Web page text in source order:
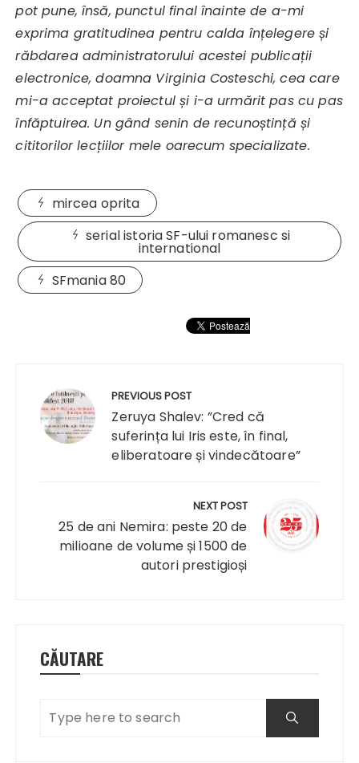
pot pune, însă, punctul final înainte de a-mi
exprima gratitudinea pentru calda înțelegere și
răbdarea administratorului acestei publicații
electronice, doamna Virginia Costeschi, cea care
mi-a acceptat proiectul și i-a urmărit pas cu pas
înfăptuirea. Un gând senin de recunoștință și
cititorilor lecțiilor mele oarecum specializate.
mircea oprita
serial istoria SF-ului romanesc si
international
SFmania 80
articole
PREVIOUS POST
Zeruya Shalev: ”Cred că
suferința lui Iris este, în final,
eliberatoare și vindecătoare”
NEXT POST
25 de ani Nemira: peste 20 de
milioane de volume și 1500 de
autori prestigioși
CĂUTARE